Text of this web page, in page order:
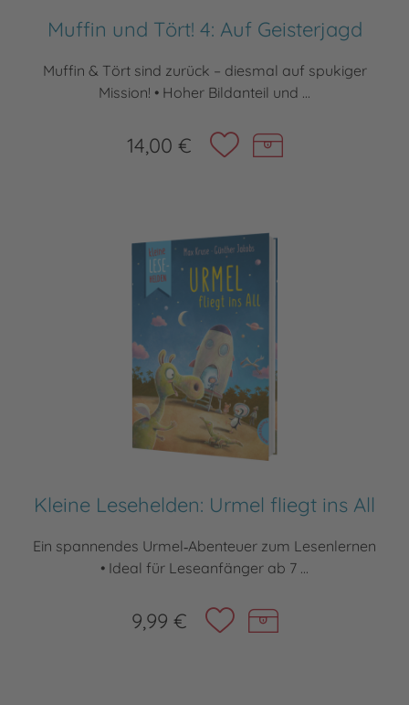
Muffin und Tört! 4: Auf Geisterjagd
Muffin & Tört sind zurück – diesmal auf spukiger
Mission! • Hoher Bildanteil und ...
14,00 €
Kleine Lesehelden: Urmel fliegt ins All
Ein spannendes Urmel‑Abenteuer zum Lesenlernen
• Ideal für Leseanfänger ab 7 ...
9,99 €